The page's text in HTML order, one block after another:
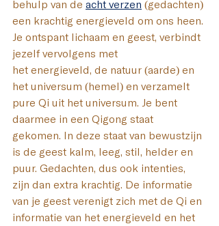
behulp van de acht verzen (gedachten)
een krachtig energieveld om ons heen.
Je ontspant lichaam en geest, verbindt
jezelf vervolgens met
het energieveld, de natuur (aarde) en
het universum (hemel) en verzamelt
pure Qi uit het universum. Je bent
daarmee in een Qigong staat
gekomen. In deze staat van bewustzijn
is de geest kalm, leeg, stil, helder en
puur. Gedachten, dus ook intenties,
zijn dan extra krachtig. De informatie
van je geest verenigt zich met de Qi en
informatie van het energieveld en het